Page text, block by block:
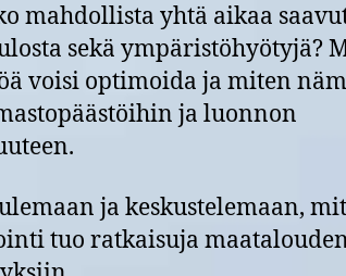
mahdollista yhtä aikaa
sekä ympäristöhyötyjä?
voisi optimoida ja miten
ja luonnon
ja keskustelemaan,
tuo ratkaisuja